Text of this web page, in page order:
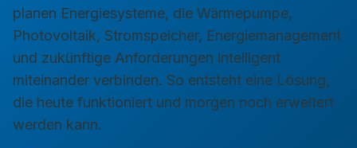
planen Energiesysteme, die Wärmepumpe,
Photovoltaik, Stromspeicher, Energiemanagement
und zukünftige Anforderungen intelligent
miteinander verbinden. So entsteht eine Lösung,
die heute funktioniert und morgen noch erweitert
werden kann.